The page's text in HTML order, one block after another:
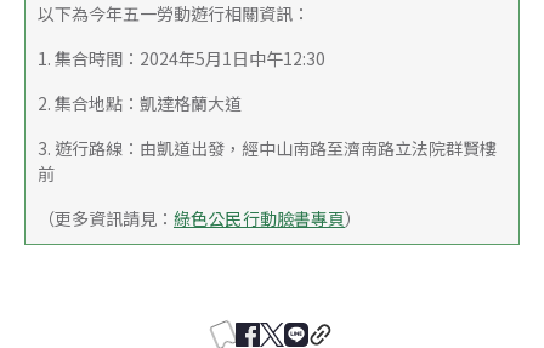
以下為今年五一勞動遊行相關資訊：
1. 集合時間：2024年5月1日中午12:30
2. 集合地點：凱達格蘭大道
3. 遊行路線：由凱道出發，經中山南路至濟南路立法院群賢樓
前
（更多資訊請見： 綠色公民行動臉書專頁）